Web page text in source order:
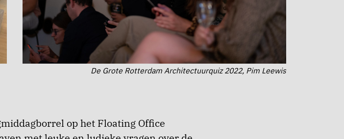
De Grote Rotterdam Architectuurquiz 2022, Pim Leewis
op het Floating Office